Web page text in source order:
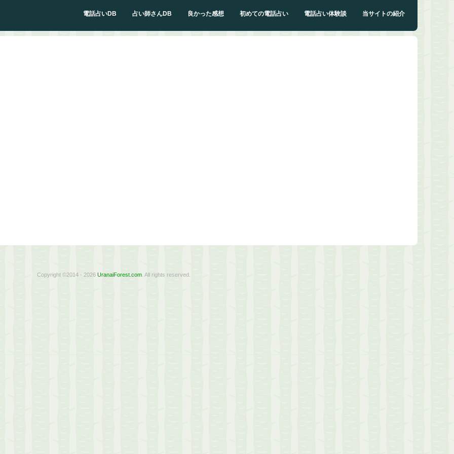
電話占いDB 占い師さんDB 良かった感想 初めての電話占い 電話占い体験談 当サイトの紹介
Copyright ©2014 - 2026 UranaiForest.com. All rights reserved.